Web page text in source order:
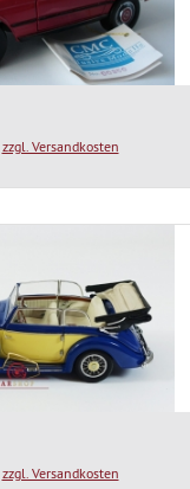
zzgl. Versandkosten
zzgl. Versandkosten